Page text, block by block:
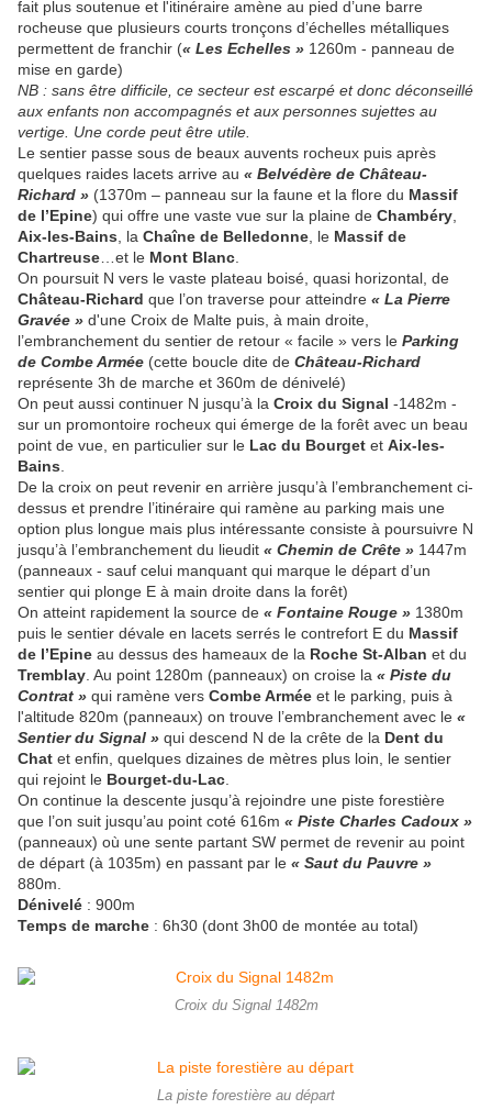
fait plus soutenue et l'itinéraire amène au pied d’une barre
rocheuse que plusieurs courts tronçons d’échelles métalliques
permettent de franchir (« Les Echelles » 1260m - panneau de
mise en garde)
NB : sans être difficile, ce secteur est escarpé et donc déconseillé
aux enfants non accompagnés et aux personnes sujettes au
vertige. Une corde peut être utile.
Le sentier passe sous de beaux auvents rocheux puis après
quelques raides lacets arrive au « Belvédère de Château-
Richard » (1370m – panneau sur la faune et la flore du Massif
de l’Epine) qui offre une vaste vue sur la plaine de Chambéry
Aix-les-Bains , la Chaîne de Belledonne , le Massif de
Chartreuse …et le Mont Blanc
On poursuit N vers le vaste plateau boisé, quasi horizontal, de
Château-Richard que l’on traverse pour atteindre « La Pierre
Gravée » d'une Croix de Malte puis, à main droite,
l’embranchement du sentier de retour « facile » vers le Parking
de Combe Armée (cette boucle dite de Château-Richard
représente 3h de marche et 360m de dénivelé)
On peut aussi continuer N jusqu’à la Croix du Signal -1482m -
sur un promontoire rocheux qui émerge de la forêt avec un beau
point de vue, en particulier sur le Lac du Bourget et Aix-les-
Bains
De la croix on peut revenir en arrière jusqu’à l’embranchement ci-
dessus et prendre l’itinéraire qui ramène au parking mais une
option plus longue mais plus intéressante consiste à poursuivre N
jusqu’à l’embranchement du lieudit « Chemin de Crête » 1447m
(panneaux - sauf celui manquant qui marque le départ d’un
sentier qui plonge E à main droite dans la forêt)
On atteint rapidement la source de « Fontaine Rouge » 1380m
puis le sentier dévale en lacets serrés le contrefort E du Massif
de l’Epine au dessus des hameaux de la Roche St-Alban et du
Tremblay . Au point 1280m (panneaux) on croise la « Piste du
Contrat » qui ramène vers Combe Armée et le parking, puis à
l'altitude 820m (panneaux) on trouve l’embranchement avec le «
Sentier du Signal » qui descend N de la crête de la Dent du
Chat et enfin, quelques dizaines de mètres plus loin, le sentier
qui rejoint le Bourget-du-Lac
On continue la descente jusqu’à rejoindre une piste forestière
que l’on suit jusqu’au point coté 616m « Piste Charles Cadoux »
(panneaux) où une sente partant SW permet de revenir au point
de départ (à 1035m) en passant par le « Saut du Pauvre »
880m.
Dénivelé : 900m
Temps de marche : 6h30 (dont 3h00 de montée au total)
Croix du Signal 1482m
La piste forestière au départ